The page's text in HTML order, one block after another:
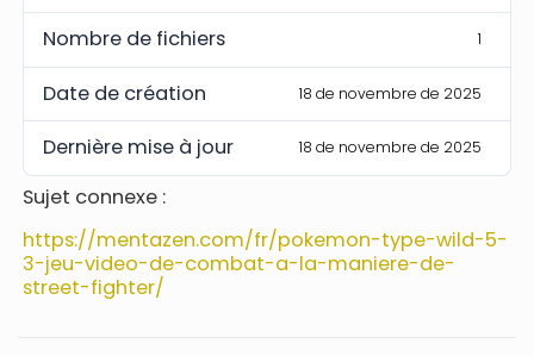
Nombre de fichiers 1
Date de création 18 de novembre de 2025
Dernière mise à jour 18 de novembre de 2025
Sujet connexe :
https://mentazen.com/fr/pokemon-type-wild-5-
3-jeu-video-de-combat-a-la-maniere-de-
street-fighter/